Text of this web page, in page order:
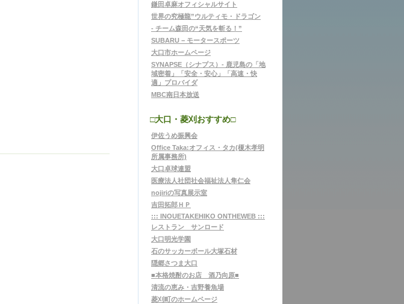
鎌田卓麻オフィシャルサイト
世界の究極龍”ウルティモ・ドラゴン
- チーム森田の“天気を斬る！”
SUBARU − モータースポーツ
大口市ホームページ
SYNAPSE（シナプス）- 鹿児島の「地
域密着」「安全・安心」「高速・快
適」プロバイダ
MBC南日本放送
□大口・菱刈おすすめ□
伊佐うめ振興会
Office Taka:オフィス・タカ(榎木孝明
所属事務所)
大口卓球連盟
医療法人社団社会福祉法人隼仁会
nojiriの写真展示室
吉田拓郎ＨＰ
::: INOUETAKEHIKO ONTHEWEB :::
レストラン サンロード
大口明光学園
石のサッカーボール大塚石材
隠郷さつま大口
■本格焼酎のお店 酒乃向原■
清流の恵み・吉野養魚場
菱刈町のホームページ